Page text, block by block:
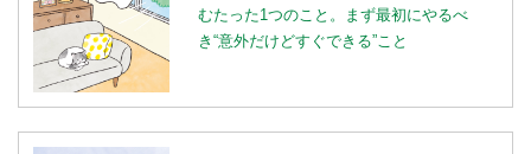
むたった1つのこと。まず最初にやるべ
き“意外だけどすぐできる”こと